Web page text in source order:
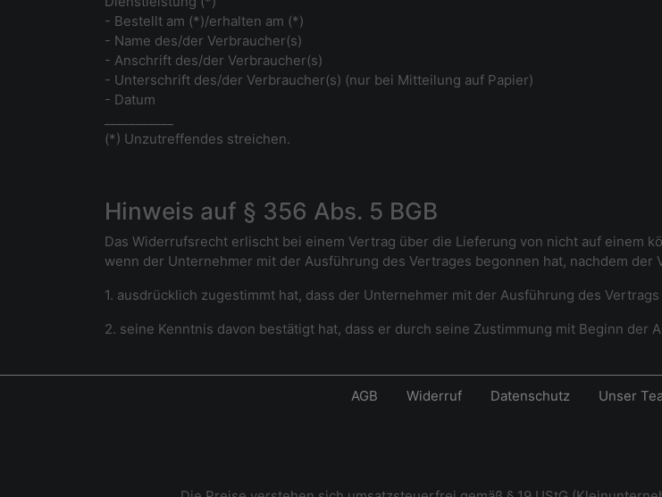
- Bestellt am (*)/erhalten am (*)
- Name des/der Verbraucher(s)
- Anschrift des/der Verbraucher(s)
- Unterschrift des/der Verbraucher(s) (nur bei Mitteilung auf Papier)
- Datum
(*) Unzutreffendes streichen.
Hinweis auf § 356 Abs. 5 BGB
Das Widerrufsrecht erlischt bei einem Vertrag über die Lieferung von nicht auf einem
wenn der Unternehmer mit der Ausführung des Vertrages begonnen hat, nachdem der
1. ausdrücklich zugestimmt hat, dass der Unternehmer mit der Ausführung des
2. seine Kenntnis davon bestätigt hat, dass er durch seine Zustimmung mit Beginn
AGB Widerruf Datenschutz Unser